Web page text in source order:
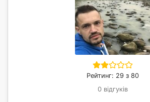
Рейтинг: 29 з 80
0 відгуків